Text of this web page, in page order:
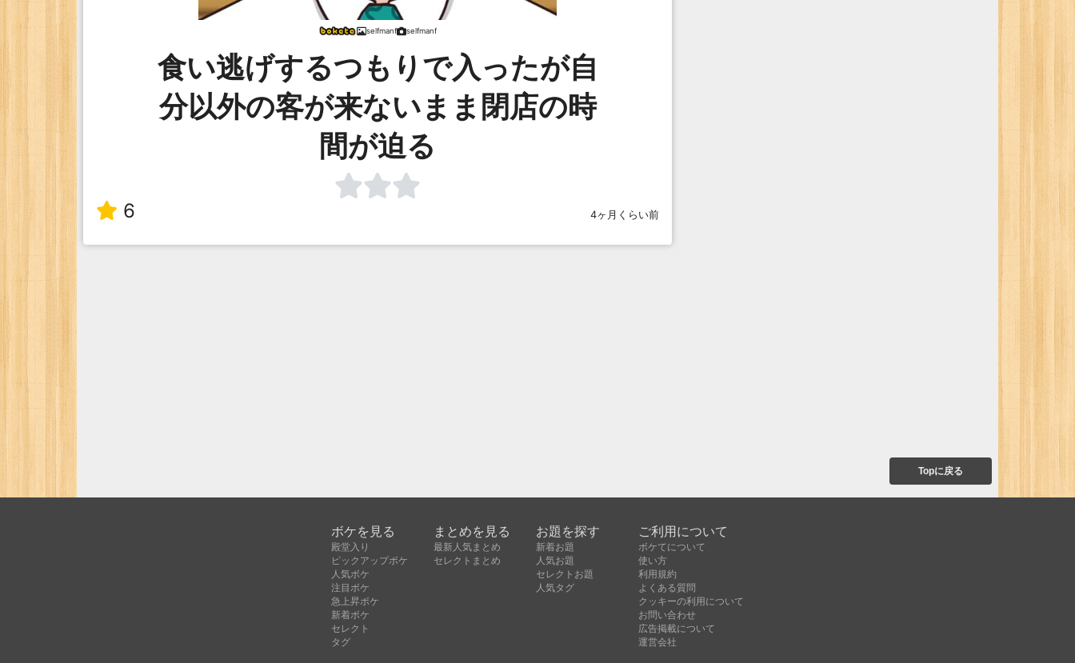
selfmanf selfmanf
食い逃げするつもりで入ったが自
分以外の客が来ないまま閉店の時
間が迫る
6 4ヶ月くらい前
Topに戻る
ボケを見る
殿堂入り
ピックアップボケ
人気ボケ
注目ボケ
急上昇ボケ
新着ボケ
セレクト
タグ
まとめを見る
最新人気まとめ
セレクトまとめ
お題を探す
新着お題
人気お題
セレクトお題
人気タグ
ご利用について
ボケてについて
使い方
利用規約
よくある質問
クッキーの利用について
お問い合わせ
広告掲載について
運営会社